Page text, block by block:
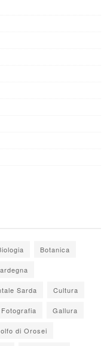
Botanica
Sarda Cultura
Fotografia Gallura
di Orosei